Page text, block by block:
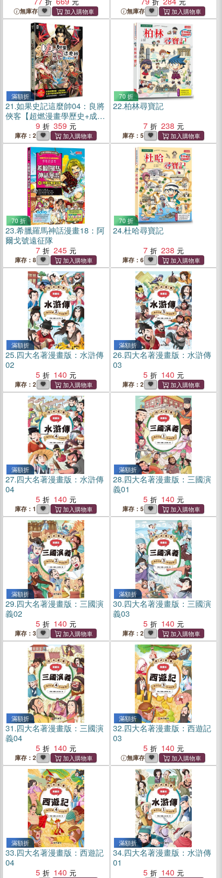
無庫存 無庫存
滿額折
21.如果史記這麼帥04：良將
俠客【超燃漫畫學歷史+成
9 359
庫存：2
70 折
22.柏林尋寶記
7
238
庫存：5
70 折
23.希臘羅馬神話漫畫18：阿
爾戈號遠征隊
7
245
庫存：8
70 折
24.杜哈尋寶記
7
238
庫存：6
滿額折
25.四大名著漫畫版：水滸傳
02
5
140
庫存：2
滿額折
26.四大名著漫畫版：水滸傳
03
5
140
庫存：2
滿額折
27.四大名著漫畫版：水滸傳
04
5
140
庫存：1
滿額折
28.四大名著漫畫版：三國演
義01
5
140
庫存：5
滿額折
29.四大名著漫畫版：三國演
義02
5
140
庫存：3
滿額折
30.四大名著漫畫版：三國演
義03
5
140
庫存：2
滿額折
31.四大名著漫畫版：三國演
義04
5
140
庫存：2
滿額折
32.四大名著漫畫版：西遊記
03
5
140
無庫存
滿額折
33.四大名著漫畫版：西遊記
04
5
140
滿額折
34.四大名著漫畫版：水滸傳
01
5
140